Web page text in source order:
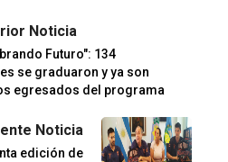
Noticia
Futuro": 134
se graduaron y ya son
egresados del programa
Noticia
edición de